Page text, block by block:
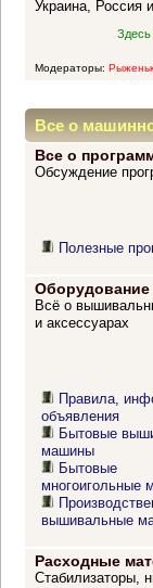
Украина, Россия
Здесь
Модераторы:
Все о
Все о
Обсуждение
Полезные
Всё о
и аксессуарах
Правила,
объявления
Бытовые
машины
Бытовые
многоигольные
вышивальные
Расходные
Стабилизаторы,